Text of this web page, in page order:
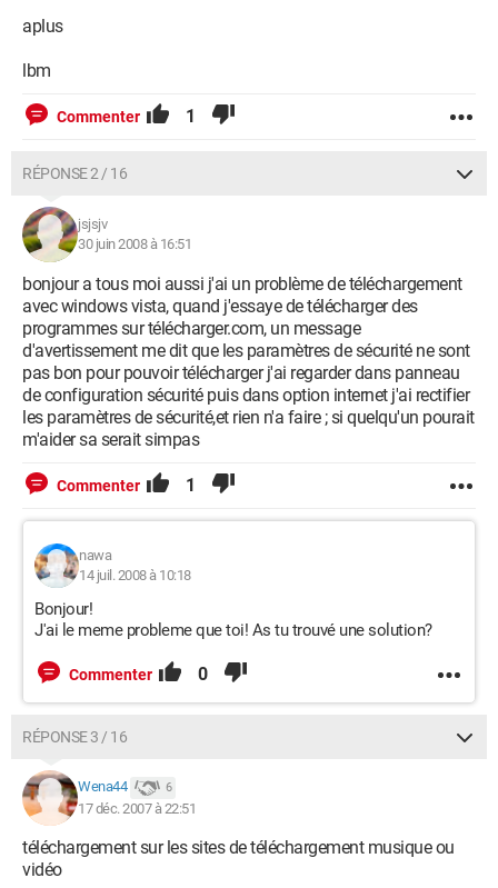
aplus
lbm
Commenter 1
RÉPONSE 2 / 16
jsjsjv
30 juin 2008 à 16:51
bonjour a tous moi aussi j'ai un problème de téléchargement
avec windows vista, quand j'essaye de télécharger des
programmes sur télécharger.com, un message
d'avertissement me dit que les paramètres de sécurité ne sont
pas bon pour pouvoir télécharger j'ai regarder dans panneau
de configuration sécurité puis dans option internet j'ai rectifier
les paramètres de sécurité,et rien n'a faire ; si quelqu'un pourait
m'aider sa serait simpas
Commenter 1
nawa
14 juil. 2008 à 10:18
Bonjour!
J'ai le meme probleme que toi! As tu trouvé une solution?
Commenter 0
RÉPONSE 3 / 16
Wena44 6
17 déc. 2007 à 22:51
téléchargement sur les sites de téléchargement musique ou
vidéo